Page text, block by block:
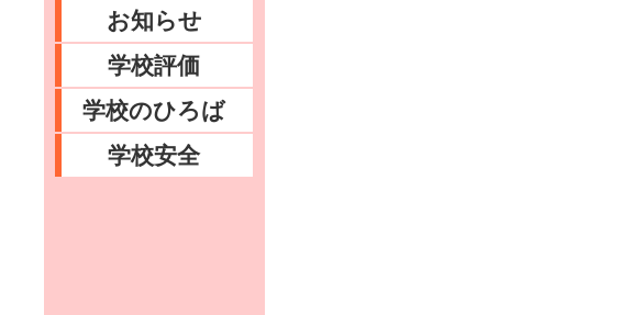
お知らせ
学校評価
学校のひろば
学校安全